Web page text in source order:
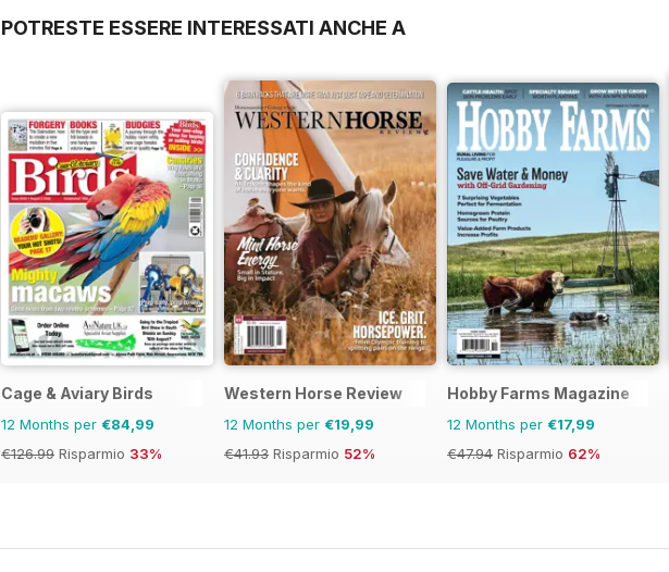
POTRESTE ESSERE INTERESSATI ANCHE A
Cage & Aviary Birds
12 Months per €84,99
€126.99 Risparmio 33%
Western Horse Review
12 Months per €19,99
€41.93 Risparmio 52%
Hobby Farms Magazine
12 Months per €17,99
€47.94 Risparmio 62%